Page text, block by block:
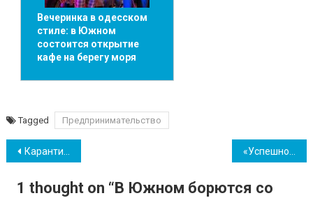
Вечеринка в одесском
стиле: в Южном
состоится открытие
кафе на берегу моря
Tagged Предпринимательство
Навігація
записів
Карантин в Украине продлили, а страну разделят на условные зоны в зависимости от эпидситуации «Успешное развитие будущей Южненской громады абсолютно реально» – Кутателадзе
1 thought on “В Южном борются со